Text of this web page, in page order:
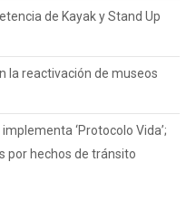
de Kayak y Stand Up
la reactivación de museos
‘Protocolo Vida’;
por hechos de tránsito